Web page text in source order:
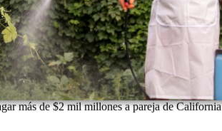
más de $2 mil millones a pareja de California